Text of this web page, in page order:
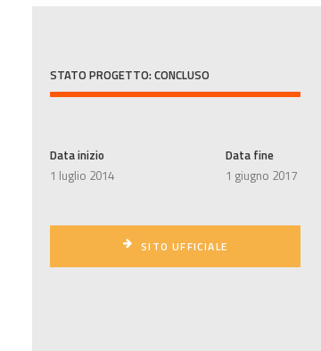
STATO PROGETTO: CONCLUSO
Data inizio
1 luglio 2014
Data fine
1 giugno 2017
SITO UFFICIALE